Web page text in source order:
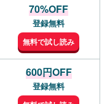
70%OFF
登録無料
無料で試し読み
600円OFF
登録無料